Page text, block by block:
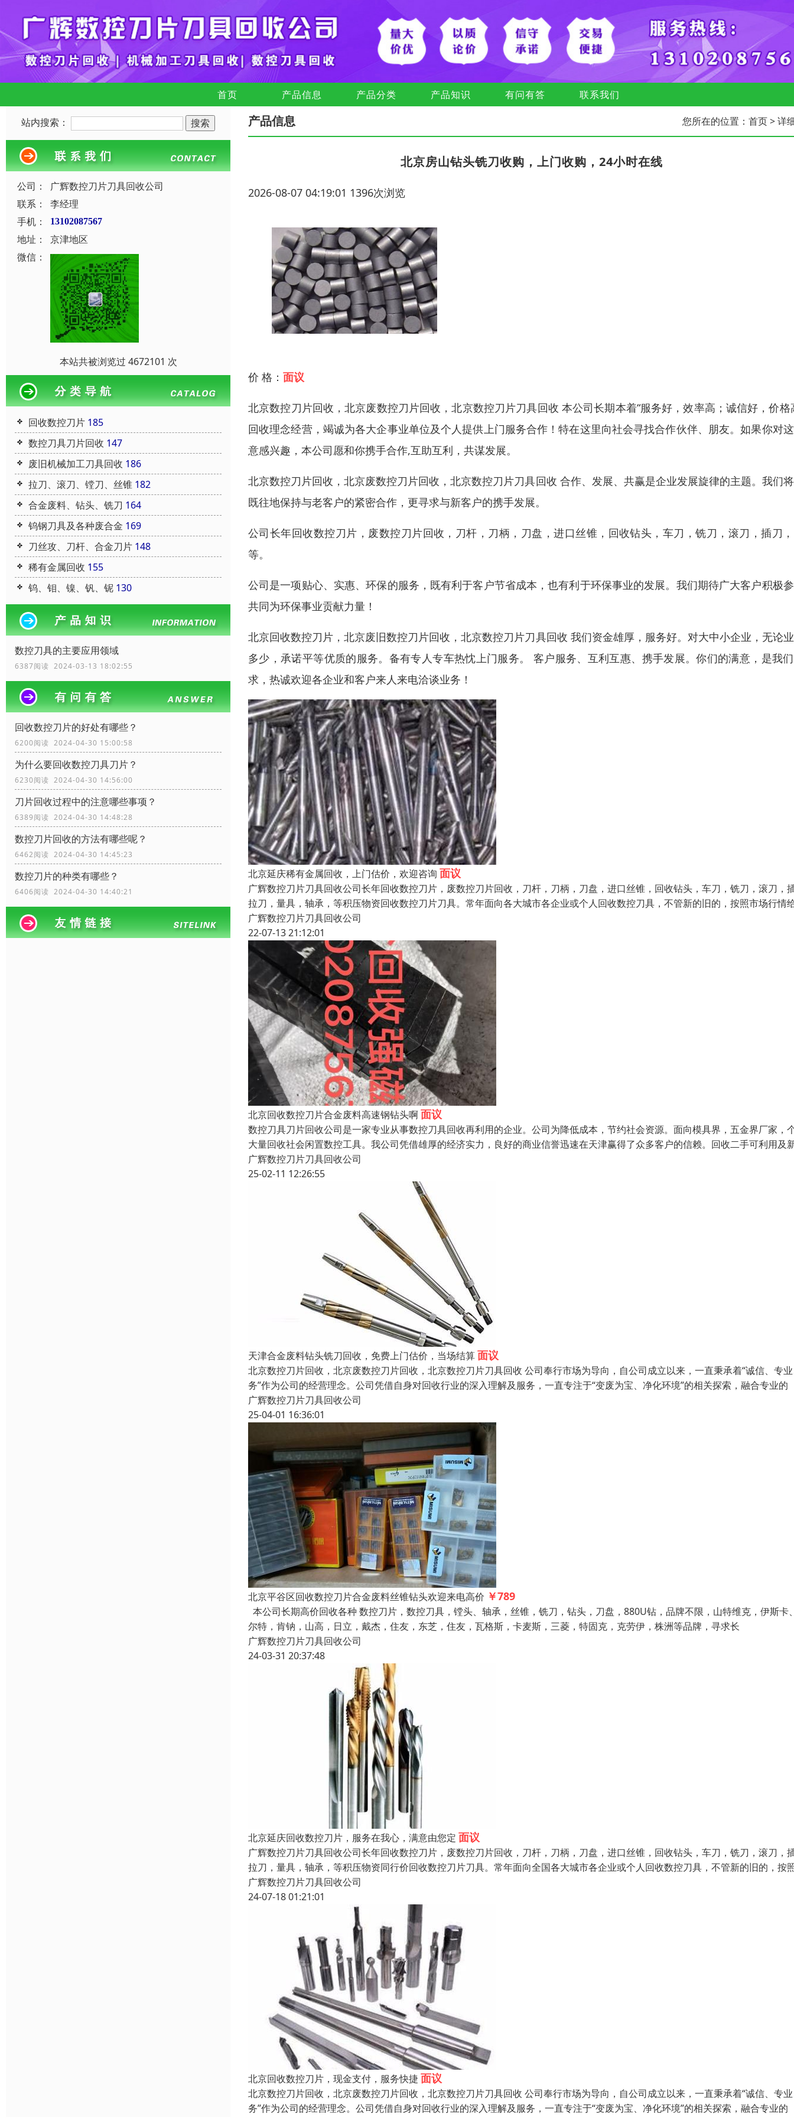
首页 产品信息 产品分类 产品知识 有问有答 联系我们
站内搜索：
公司：
广辉数控刀片刀具回收公司
联系：
李经理
手机：
13102087567
地址：
京津地区
微信：
本站共被浏览过 4672101 次
回收数控刀片 185
数控刀具刀片回收 147
废旧机械加工刀具回收 186
拉刀、滚刀、镗刀、丝锥 182
合金废料、钻头、铣刀 164
钨钢刀具及各种废合金 169
刀丝攻、刀杆、合金刀片 148
稀有金属回收 155
钨、钼、镍、钒、铌 130
数控刀具的主要应用领域
6387阅读 2024-03-13 18:02:55
回收数控刀片的好处有哪些？
6200阅读 2024-04-30 15:00:58
为什么要回收数控刀具刀片？
6230阅读 2024-04-30 14:56:00
刀片回收过程中的注意哪些事项？
6389阅读 2024-04-30 14:48:28
数控刀片回收的方法有哪些呢？
6462阅读 2024-04-30 14:45:23
数控刀片的种类有哪些？
6406阅读 2024-04-30 14:40:21
产品信息 您所在的位置： 首页> 详
北京房山钻头铣刀收购，上门收购，24小时在线
2026-08-07 04:19:01 1396次浏览
价 格： 面议
北京数控刀片回收，北京废数控刀片回收，北京数控刀片刀具回收 本公司长期本着“服务好，效率高；诚信好，价格
回收理念经营，竭诚为各大企事业单位及个人提供上门服务合作！特在这里向社会寻找合作伙伴、朋友。如果你对
意感兴趣，本公司愿和你携手合作,互助互利，共谋发展。
北京数控刀片回收，北京废数控刀片回收，北京数控刀片刀具回收 合作、发展、共赢是企业发展旋律的主题。我们
既往地保持与老客户的紧密合作，更寻求与新客户的携手发展。
公司长年回收数控刀片，废数控刀片回收，刀杆，刀柄，刀盘，进口丝锥，回收钻头，车刀，铣刀，滚刀，插刀
等。
公司是一项贴心、实惠、环保的服务，既有利于客户节省成本，也有利于环保事业的发展。我们期待广大客户积极
共同为环保事业贡献力量！
北京回收数控刀片，北京废旧数控刀片回收，北京数控刀片刀具回收 我们资金雄厚，服务好。对大中小企业，无论
多少，承诺平等优质的服务。备有专人专车热忱上门服务。 客户服务、互利互惠、携手发展。你们的满意，是我
求，热诚欢迎各企业和客户来人来电洽谈业务！
北京延庆稀有金属回收，上门估价，欢迎咨询 面议
广辉数控刀片刀具回收公司长年回收数控刀片，废数控刀片回收，刀杆，刀柄，刀盘，进口丝锥，回收钻头，车刀，铣刀，滚刀，
拉刀，量具，轴承，等积压物资回收数控刀片刀具。常年面向各大城市各企业或个人回收数控刀具，不管新的旧的，按照市场行情
广辉数控刀片刀具回收公司
22-07-13 21:12:01
北京回收数控刀片合金废料高速钢钻头啊面议
数控刀具刀片回收公司是一家专业从事数控刀具回收再利用的企业。公司为降低成本，节约社会资源。面向模具界，五金界厂家，
大量回收社会闲置数控工具。我公司凭借雄厚的经济实力，良好的商业信誉迅速在天津赢得了众多客户的信赖。回收二手可利用及
广辉数控刀片刀具回收公司
25-02-11 12:26:55
天津合金废料钻头铣刀回收，免费上门估价，当场结算面议
北京数控刀片回收，北京废数控刀片回收，北京数控刀片刀具回收 公司奉行市场为导向，自公司成立以来，一直秉承着“诚信、专
务”作为公司的经营理念。公司凭借自身对回收行业的深入理解及服务，一直专注于“变废为宝、净化环境”的相关探索，融合专业的
广辉数控刀片刀具回收公司
25-04-01 16:36:01
北京平谷区回收数控刀片合金废料丝锥钻头欢迎来电高价 ￥789
本公司长期高价回收各种 数控刀片，数控刀具，镗头、轴承，丝锥，铣刀，钻头，刀盘，880U钻，品牌不限，山特维克，伊斯卡
尔特，肯钠，山高，日立，戴杰，住友，东芝，住友，瓦格斯，卡麦斯，三菱，特固克，克劳伊，株洲等品牌，寻求长
广辉数控刀片刀具回收公司
24-03-31 20:37:48
北京延庆回收数控刀片，服务在我心，满意由您定 面议
广辉数控刀片刀具回收公司长年回收数控刀片，废数控刀片回收，刀杆，刀柄，刀盘，进口丝锥，回收钻头，车刀，铣刀，滚刀，
拉刀，量具，轴承，等积压物资同行价回收数控刀片刀具。常年面向全国各大城市各企业或个人回收数控刀具，不管新的旧的，按
广辉数控刀片刀具回收公司
24-07-18 01:21:01
北京回收数控刀片，现金支付，服务快捷 面议
北京数控刀片回收，北京废数控刀片回收，北京数控刀片刀具回收 公司奉行市场为导向，自公司成立以来，一直秉承着“诚信、专
务”作为公司的经营理念。公司凭借自身对回收行业的深入理解及服务，一直专注于“变废为宝、净化环境”的相关探索，融合专业的